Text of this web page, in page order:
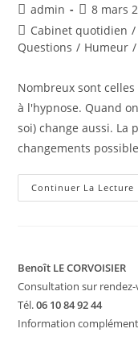
Auteur/autrice
de
la
admin
Publication
publiée :
8 mars
Post
category:
Cabinet quotidien /
Questions / Humeur /
Nombreux sont
à l'hypnose. Quand
soi) change aussi. La
changements
Continuer La Lecture
Benoît LE CORVOISIER
Consultation sur
Tél.06 10 84 92 44
Information